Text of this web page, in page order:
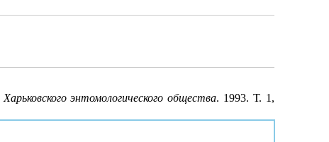
энтомологического общества. 1993. Т. 1,